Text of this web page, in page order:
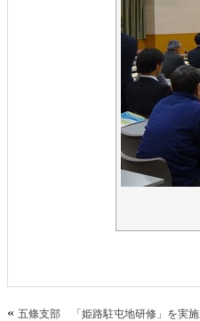
« 五條支部 「姫路駐屯地研修」を実施